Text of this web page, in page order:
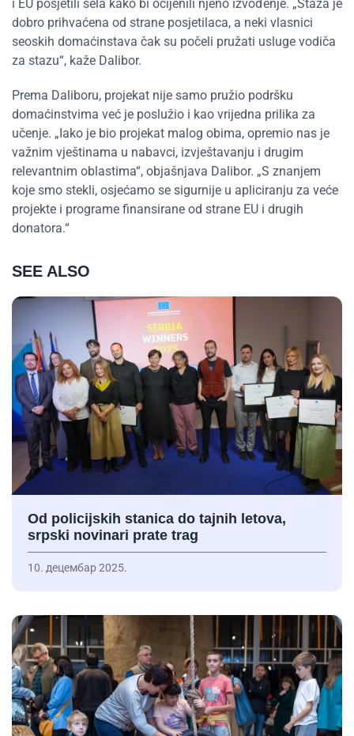
i EU posjetili sela kako bi ocijenili njeno izvođenje. „Staza je
dobro prihvaćena od strane posjetilaca, a neki vlasnici
seoskih domaćinstava čak su počeli pružati usluge vodiča
za stazu“, kaže Dalibor.
Prema Daliboru, projekat nije samo pružio podršku
domaćinstvima već je poslužio i kao vrijedna prilika za
učenje. „Iako je bio projekat malog obima, opremio nas je
važnim vještinama u nabavci, izvještavanju i drugim
relevantnim oblastima“, objašnjava Dalibor. „S znanjem
koje smo stekli, osjećamo se sigurnije u apliciranju za veće
projekte i programe finansirane od strane EU i drugih
donatora.“
SEE ALSO
Od policijskih stanica do tajnih letova,
srpski novinari prate trag
10. децембар 2025.